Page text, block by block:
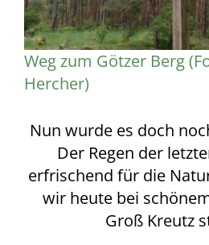
Weg zum Götzer Berg
Hercher)
Nun wurde es doch
Der Regen der
erfrischend für die
wir heute bei
Groß Kreutz